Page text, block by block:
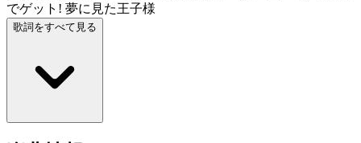
でゲット! 夢に見た王子様
歌詞をすべて見る